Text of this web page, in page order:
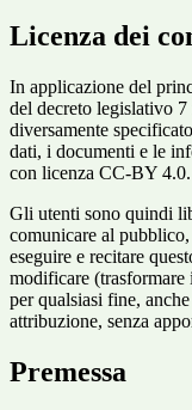
Licenza dei
In applicazione del
del decreto legislativo
diversamente
dati, i documenti e le
con licenza CC-BY 4.0.
Gli utenti sono quindi
comunicare al
eseguire e recitare
modificare
per qualsiasi fine,
attribuzione, senza
Premessa